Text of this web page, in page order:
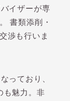
イザーが専
書類添削・
渉も行いま
っており、
も魅力。非